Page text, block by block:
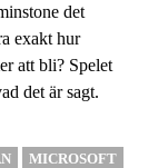
det
exakt hur
att bli? Spelet
det är sagt.
MICROSOFT